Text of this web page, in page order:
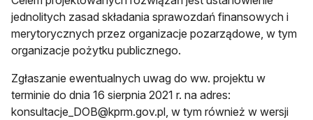
jednolitych zasad składania sprawozdań finansowych i
merytorycznych przez organizacje pozarządowe, w tym
organizacje pożytku publicznego.
Zgłaszanie ewentualnych uwag do ww. projektu w
terminie do dnia 16 sierpnia 2021 r. na adres:
konsultacje_DOB@kprm.gov.pl , w tym również w wersji